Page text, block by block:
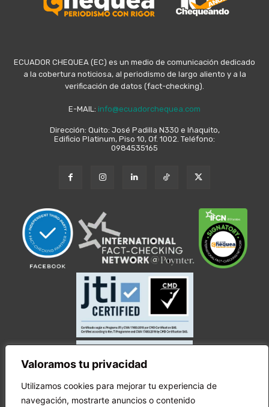
Valoramos tu privacidad
Utilizamos cookies para mejorar tu experiencia de
navegación, mostrarte anuncios o contenido
ECUADOR CHEQUEA (EC) es un medio de comunicación dedicado
a la cobertura noticiosa, al periodismo de largo aliento y a la
verificación de datos (fact-checking).
E-MAIL: info@ecuadorchequea.com
Dirección: Quito: José Padilla N330 e Iñaquito,
Edificio Platinum, Piso 10, Of. 1002. Teléfono:
0984535165